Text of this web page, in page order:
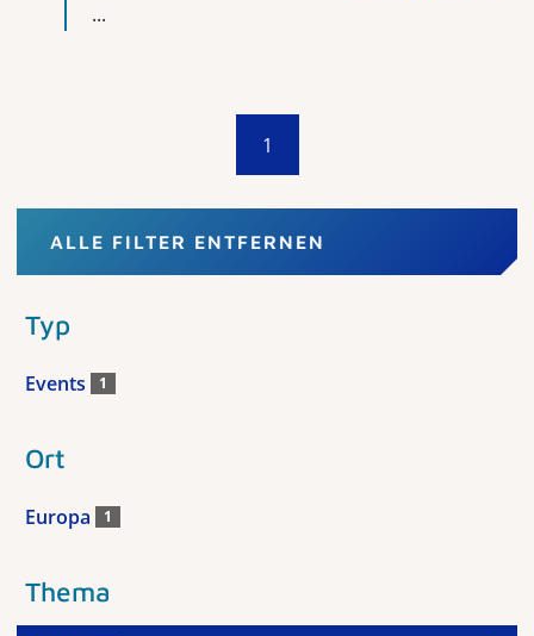
...
1
ALLE FILTER ENTFERNEN
Typ
Events 1
Ort
Europa 1
Thema